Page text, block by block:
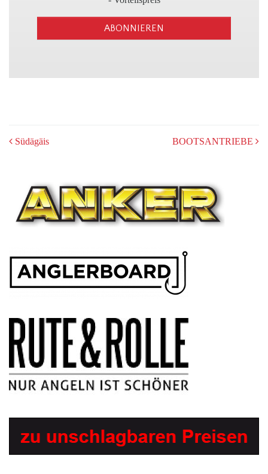
ABONNIEREN
POST
Südägäis BOOTSANTRIEBE